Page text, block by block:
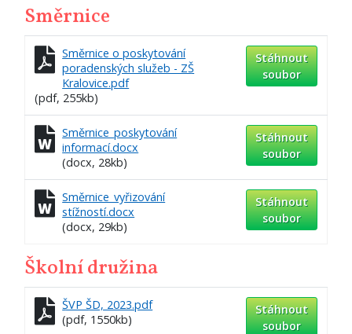
Směrnice
Směrnice o poskytování
poradenských služeb - ZŠ
Kralovice.pdf
(pdf, 255kb)
Stáhnout
soubor
Směrnice_poskytování
informací.docx
(docx, 28kb)
Stáhnout
soubor
Směrnice_vyřizování
stížností.docx
(docx, 29kb)
Stáhnout
soubor
Školní družina
ŠVP ŠD, 2023.pdf
(pdf, 1550kb)
Stáhnout
soubor